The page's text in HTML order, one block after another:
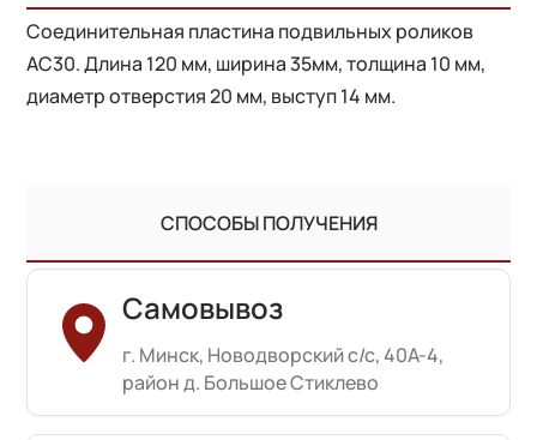
Соединительная пластина подвильных роликов
AC30. Длина 120 мм, ширина 35мм, толщина 10 мм,
диаметр отверстия 20 мм, выступ 14 мм.
СПОСОБЫ ПОЛУЧЕНИЯ
Самовывоз
г. Минск, Новодворский с/с, 40А-4,
район д. Большое Стиклево